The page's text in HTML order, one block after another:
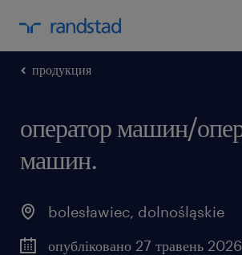
продукция
оператор машин/
машин.
bolesławiec, dolnośląskie
опубліковано 27 травень 2026